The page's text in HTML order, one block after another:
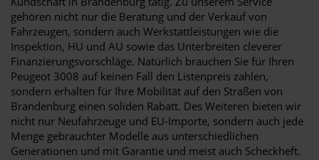
gehören nicht nur die Beratung und der Verkauf von
Fahrzeugen, sondern auch Werkstattleistungen wie die
Inspektion, HU und AU sowie das Unterbreiten cleverer
Finanzierungsvorschläge. Natürlich brauchen Sie für Ihren
Peugeot 3008 auf keinen Fall den Listenpreis zahlen,
sondern erhalten für Ihre Mobilität auf den Straßen von
Brandenburg einen soliden Rabatt. Des Weiteren bieten wir
nicht nur Neufahrzeuge und EU-Importe, sondern auch jede
Menge gebrauchter Modelle aus unterschiedlichen
Generationen und mit Garantie und meist auch Scheckheft.